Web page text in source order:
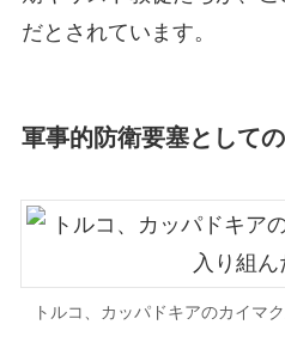
だとされています。
軍事的防衛要塞として
トルコ、カッパドキアのカイマ